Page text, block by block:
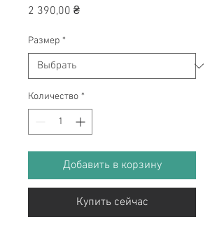
2 390,00 ₴Цена
Размер *
Количество *
Добавить в корзину
Купить сейчас